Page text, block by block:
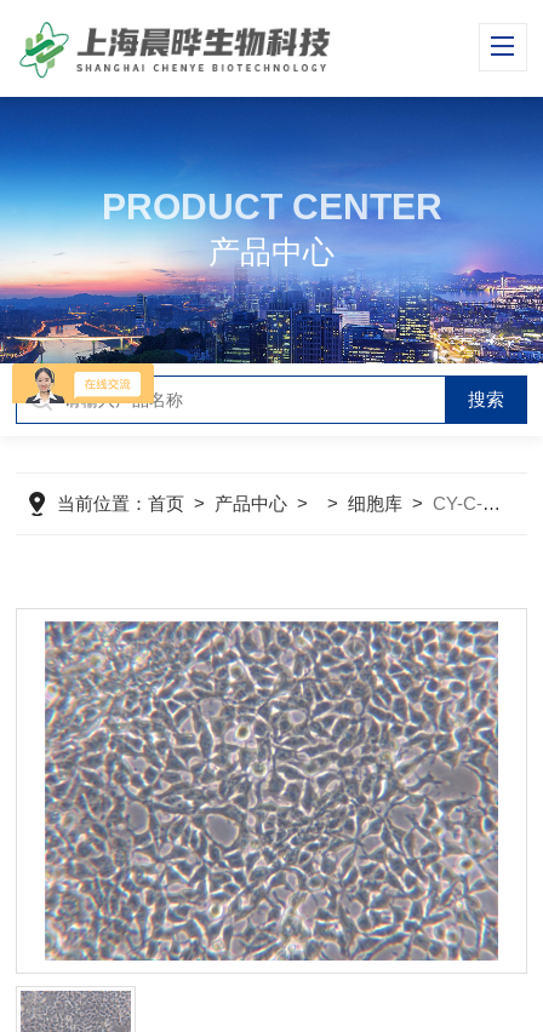
PRODUCT CENTER
产品中心
当前位置：首页 > 产品中心 > >细胞库 >CY-C-M0068小鼠骨髓瘤细胞Sp2/0